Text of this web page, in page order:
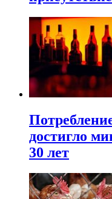
достигло
30 лет